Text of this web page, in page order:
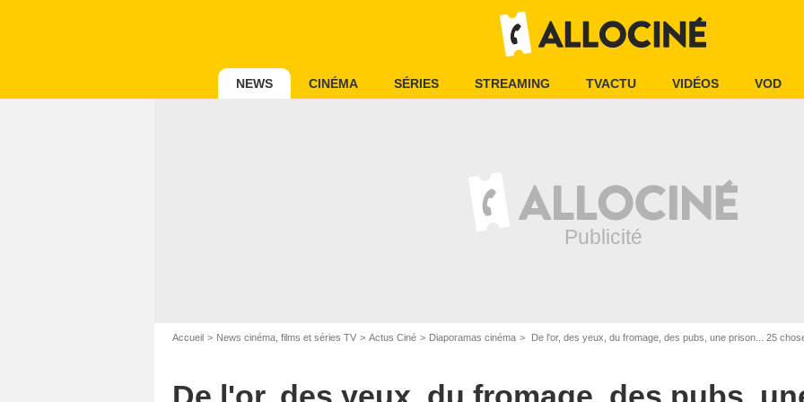
NEWS CINÉMA SÉRIES STREAMING TVACTU VIDÉOS VOD
Accueil News cinéma, films et séries TV Actus Ciné Diaporamas cinéma De l'or, des yeux, du fromage, des pubs, une prison... 25
D.R.